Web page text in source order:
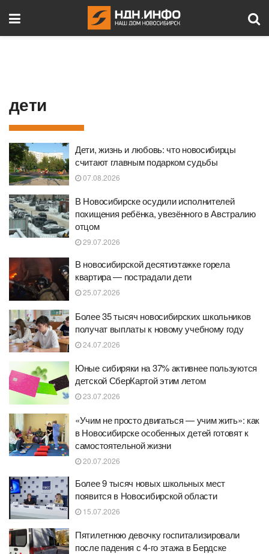
дети
Дети, жизнь и любовь: что новосибирцы
считают главным подарком судьбы
07.08.2026
В Новосибирске осудили исполнителей
похищения ребёнка, увезённого в Австралию
отцом
29.07.2026
В новосибирской десятиэтажке горела
квартира — пострадали дети
25.07.2026
Более 35 тысяч новосибирских школьников
получат выплаты к новому учебному году
24.07.2026
Юные сибиряки на 37% активнее пользуются
детской СберКартой этим летом
23.07.2026
«Учим не просто двигаться — учим жить»: как
в Новосибирске особенных детей готовят к
самостоятельной жизни
20.07.2026
Более 9 тысяч новых школьных мест
появится в Новосибирской области
15.07.2026
Пятилетнюю девочку госпитализировали
после падения с 4-го этажа в Бердске